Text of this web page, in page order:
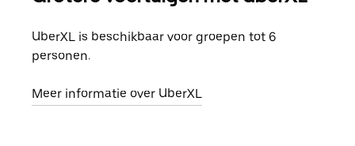
UberXL is beschikbaar voor groepen tot 6
personen.
Meer informatie over UberXL